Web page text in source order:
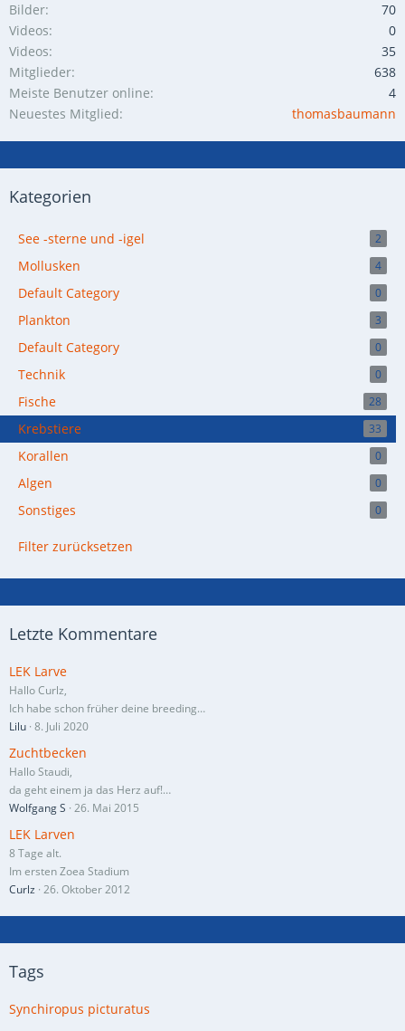
Bilder
70
Videos
0
Videos
35
Mitglieder
638
Meiste Benutzer online
4
Neuestes Mitglied
thomasbaumann
Kategorien
See -sterne und -igel 2
Mollusken 4
Default Category 0
Plankton 3
Default Category 0
Technik 0
Fische 28
Krebstiere 33
Korallen 0
Algen 0
Sonstiges 0
Filter zurücksetzen
Letzte Kommentare
LEK Larve
Hallo Curlz,
Ich habe schon früher deine breeding…
Lilu 8. Juli 2020
Zuchtbecken
Hallo Staudi,
da geht einem ja das Herz auf!…
Wolfgang S 26. Mai 2015
LEK Larven
8 Tage alt.
Im ersten Zoea Stadium
Curlz 26. Oktober 2012
Tags
Synchiropus picturatus